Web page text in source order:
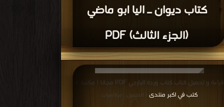
كتاب ديوان ـ اليا ابو ماضي
(الجزء الثالث) PDF
قراءة و تحميل كتاب كتاب وردة اليازجي PDF مجانا | مكتبة >
كتب في اكبر منتدى
| التحميل : مرة/مرات